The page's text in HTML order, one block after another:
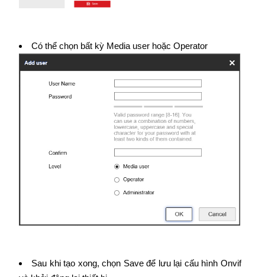
Có thể chọn bất kỳ Media user hoặc Operator
Sau khi tạo xong, chọn Save để lưu lại cấu hình Onvif